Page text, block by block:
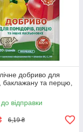
добриво для
баклажану та перцю,
відправки
6,19 ₴